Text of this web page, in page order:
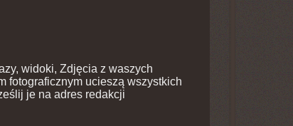
widoki, Zdjęcia z waszych
fotograficznym ucieszą wszystkich
je na adres redakcji